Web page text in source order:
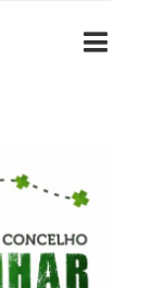
Events
Search
Event
List